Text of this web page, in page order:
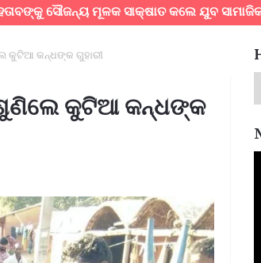
ମୂଳକ ସାକ୍ଷାତ କଲେ ଯୁବ ସାମାଜିକ କର୍ମୀ ।
କୁଟିଆ କନ୍ଧଙ୍କ ଗୁହାରୀ
ଶୁଣିଲେ କୁଟିଆ କନ୍ଧଙ୍କ